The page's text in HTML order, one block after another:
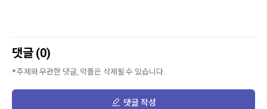
댓글 (0)
주제와 무관한 댓글, 악플은 삭제될 수 있습니다.
댓글 작성